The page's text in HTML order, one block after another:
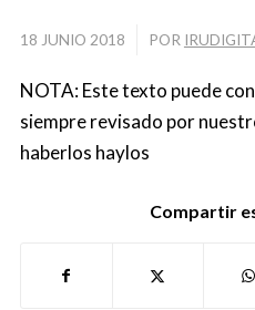
18 JUNIO 2018 POR
NOTA: Este texto puede
siempre revisado por
haberlos haylos
Compartir